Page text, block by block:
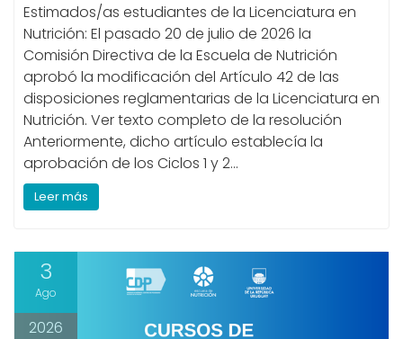
Estimados/as estudiantes de la Licenciatura en
Nutrición: El pasado 20 de julio de 2026 la
Comisión Directiva de la Escuela de Nutrición
aprobó la modificación del Artículo 42 de las
disposiciones reglamentarias de la Licenciatura en
Nutrición. Ver texto completo de la resolución
Anteriormente, dicho artículo establecía la
aprobación de los Ciclos 1 y 2…
Leer más
3
Ago
2026